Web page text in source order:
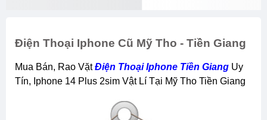
Điện Thoại Iphone Cũ Mỹ Tho - Tiền Giang
Mua Bán, Rao VặtĐiện Thoại Iphone Tiền Giang Uy
Tín, Iphone 14 Plus 2sim Vật Lí Tại Mỹ Tho Tiền Giang